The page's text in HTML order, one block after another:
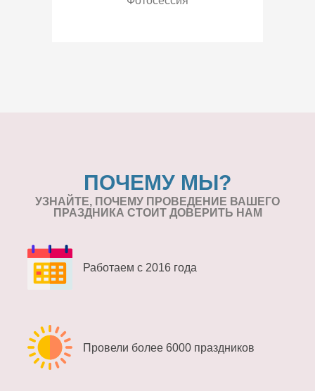
ПОЧЕМУ МЫ?
УЗНАЙТЕ, ПОЧЕМУ ПРОВЕДЕНИЕ ВАШЕГО
ПРАЗДНИКА СТОИТ ДОВЕРИТЬ НАМ
Работаем с 2016 года
Провели более 6000 праздников